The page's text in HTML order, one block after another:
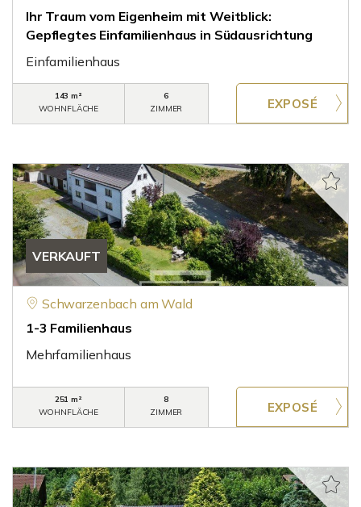
Ihr Traum vom Eigenheim mit Weitblick:
Gepflegtes Einfamilienhaus in Südausrichtung
Einfamilienhaus
143 m²
WOHNFLÄCHE
6
ZIMMER
VERKAUFT
Schwarzenbach am Wald
1-3 Familienhaus
Mehrfamilienhaus
251 m²
WOHNFLÄCHE
8
ZIMMER